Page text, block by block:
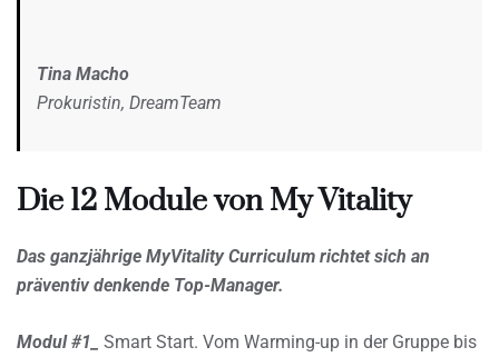
Tina Macho
Prokuristin, DreamTeam
Die 12 Module von My Vitality
Das ganzjährige MyVitality Curriculum richtet sich an
präventiv denkende Top-Manager.
Modul #1_
Smart Start. Vom Warming-up in der Gruppe bis